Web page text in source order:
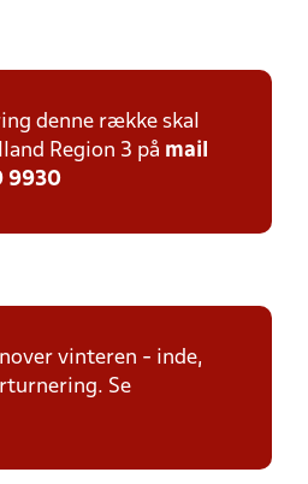
denne række skal
Region 3 på mail
9930
vinteren - inde,
Se